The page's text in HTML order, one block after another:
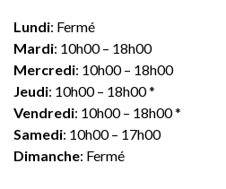
Lundi: Fermé
Mardi: 10h00 – 18h00
Mercredi: 10h00 – 18h00
Jeudi: 10h00 – 18h00 *
Vendredi: 10h00 – 18h00 *
Samedi: 10h00 – 17h00
Dimanche: Fermé